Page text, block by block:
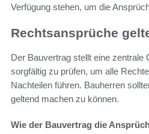
Verfügung stehen, um die
Rechtsansprüche
Der Bauvertrag stellt eine zentrale
sorgfältig zu prüfen, um alle
Nachteilen führen. Bauherren
geltend machen zu können.
Wie der Bauvertrag die